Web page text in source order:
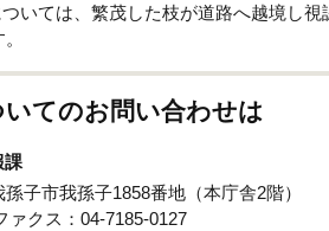
いては、繁茂した枝が道路へ越境し
てのお問い合わせは
課
子市我孫子1858番地（本庁舎2階）
ァクス：04-7185-0127